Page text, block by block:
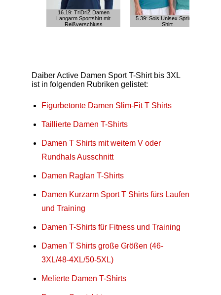
16.19: TriDriŽ Damen
Langarm Sportshirt mit
Reißverschluss
5.39: Sols Unisex Sprint T-
Shirt
Daiber Active Damen Sport T-Shirt bis 3XL
ist in folgenden Rubriken gelistet:
Figurbetonte Damen Slim-Fit T Shirts
Taillierte Damen T-Shirts
Damen T Shirts mit weitem V oder
Rundhals Ausschnitt
Damen Raglan T-Shirts
Damen Kurzarm Sport T Shirts fürs Laufen
und Training
Damen T-Shirts für Fitness und Training
Damen T Shirts große Größen (46-
3XL/48-4XL/50-5XL)
Melierte Damen T-Shirts